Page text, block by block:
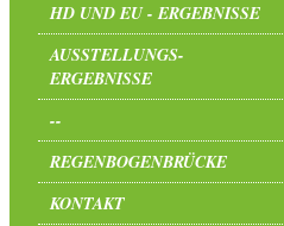
HD UND EU - ERGEBNISSE
AUSSTELLUNGS-
ERGEBNISSE
--
REGENBOGENBRÜCKE
KONTAKT